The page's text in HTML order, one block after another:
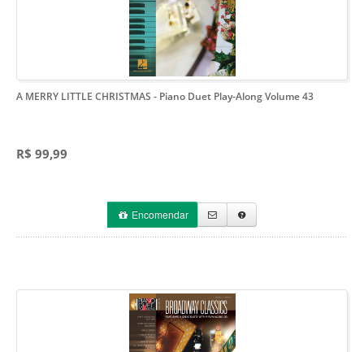
A MERRY LITTLE CHRISTMAS - Piano Duet Play-Along Volume 43
R$ 99,99
Encomendar